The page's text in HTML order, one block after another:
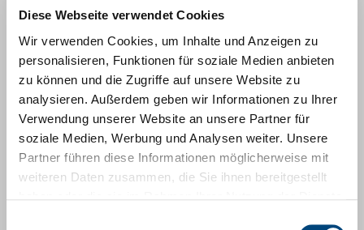
Diese Webseite verwendet Cookies
Wir verwenden Cookies, um Inhalte und Anzeigen zu
personalisieren, Funktionen für soziale Medien anbieten
zu können und die Zugriffe auf unsere Website zu
analysieren. Außerdem geben wir Informationen zu Ihrer
Verwendung unserer Website an unsere Partner für
soziale Medien, Werbung und Analysen weiter. Unsere
Partner führen diese Informationen möglicherweise mit
weiteren Daten zusammen, die Sie ihnen bereitgestellt
Gewaltfolgen
Otfrid-von-Weißenburg-Str. 3
36043 Fulda
Tel. (0661) 6006-6060
Zur Website